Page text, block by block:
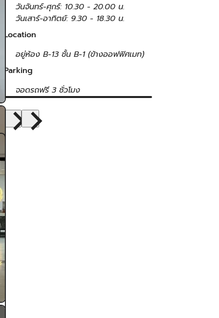
วันจันทร์-ศุกร์: 10.30 - 20.00 น.
วันเสาร์-อาทิตย์: 9.30 - 18.30 น.
Location
อยู่ห้อง B-13 ชั้น B-1 (ข้างออฟฟิศเมท)
Parking
จอดรถฟรี 3 ชั่วโมง